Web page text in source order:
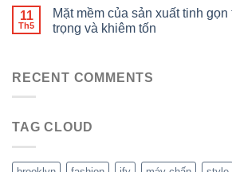
11
Th5
Mặt mềm của sản xuất tinh
trọng và khiêm tốn
RECENT COMMENTS
TAG CLOUD